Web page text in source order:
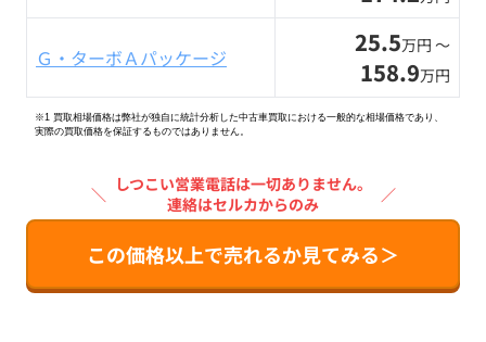
Ｇ・ターボＡパッケージ 25.5万円 〜
158.9万円
※1 買取相場価格は弊社が独自に統計分析した中古車買取における一般的な相場価格であり、
実際の買取価格を保証するものではありません。
＼ しつこい営業電話は一切ありません。
連絡はセルカからのみ
／
この価格以上で売れるか見てみる＞